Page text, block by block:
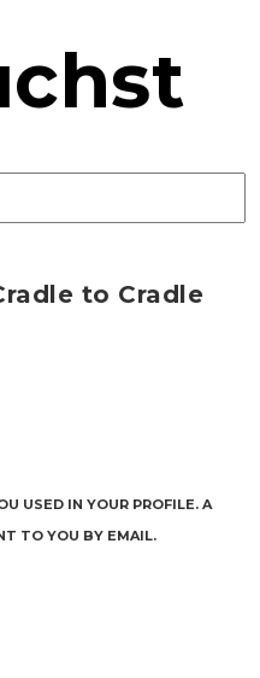
to Cradle
USED IN YOUR PROFILE. A
TO YOU BY EMAIL.